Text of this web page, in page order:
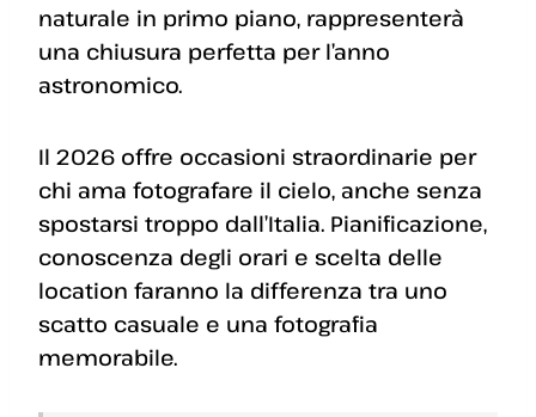
naturale in primo piano, rappresenterà
una chiusura perfetta per l’anno
astronomico.
Il 2026 offre occasioni straordinarie per
chi ama fotografare il cielo, anche senza
spostarsi troppo dall’Italia. Pianificazione,
conoscenza degli orari e scelta delle
location faranno la differenza tra uno
scatto casuale e una fotografia
memorabile.